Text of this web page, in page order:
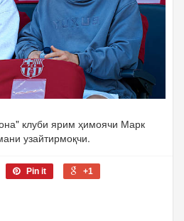
клуби ярим ҳимоячи Марк
узайтирмоқчи.
Pin it +1